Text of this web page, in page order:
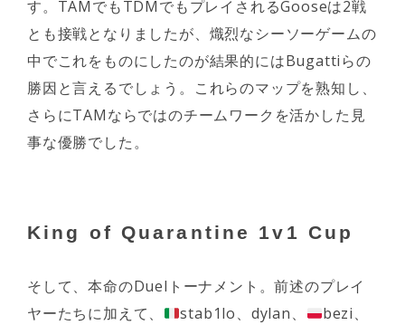
す。TAMでもTDMでもプレイされるGooseは2戦
とも接戦となりましたが、熾烈なシーソーゲームの
中でこれをものにしたのが結果的にはBugattiらの
勝因と言えるでしょう。これらのマップを熟知し、
さらにTAMならではのチームワークを活かした見
事な優勝でした。
King of Quarantine 1v1 Cup
そして、本命のDuelトーナメント。前述のプレイ
ヤーたちに加えて、
stab1lo、dylan、
bezi、